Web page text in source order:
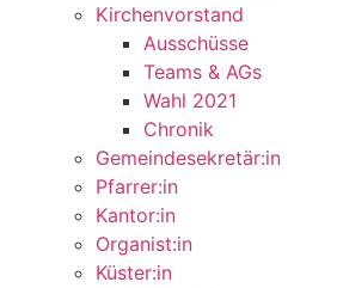
Kirchenvorstand
Ausschüsse
Teams & AGs
Wahl 2021
Chronik
Gemeindesekretär:in
Pfarrer:in
Kantor:in
Organist:in
Küster:in